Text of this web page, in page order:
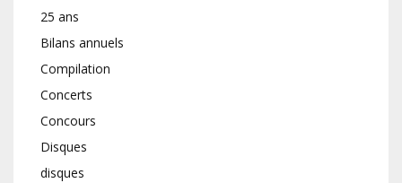
25 ans
Bilans annuels
Compilation
Concerts
Concours
Disques
disques